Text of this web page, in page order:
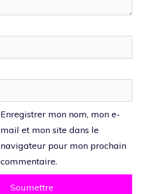
Enregistrer mon nom, mon e-
mail et mon site dans le
navigateur pour mon prochain
commentaire.